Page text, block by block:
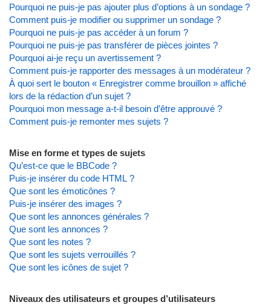
Pourquoi ne puis-je pas ajouter plus d’options à un sondage ?
Comment puis-je modifier ou supprimer un sondage ?
Pourquoi ne puis-je pas accéder à un forum ?
Pourquoi ne puis-je pas transférer de pièces jointes ?
Pourquoi ai-je reçu un avertissement ?
Comment puis-je rapporter des messages à un modérateur ?
À quoi sert le bouton « Enregistrer comme brouillon » affiché
lors de la rédaction d’un sujet ?
Pourquoi mon message a-t-il besoin d’être approuvé ?
Comment puis-je remonter mes sujets ?
Mise en forme et types de sujets
Qu’est-ce que le BBCode ?
Puis-je insérer du code HTML ?
Que sont les émoticônes ?
Puis-je insérer des images ?
Que sont les annonces générales ?
Que sont les annonces ?
Que sont les notes ?
Que sont les sujets verrouillés ?
Que sont les icônes de sujet ?
Niveaux des utilisateurs et groupes d’utilisateurs